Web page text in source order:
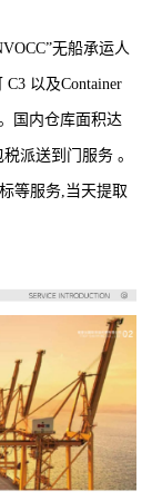
无船承运人
以及Container
国内仓库面积达
派送到门服务 。
等服务,当天提取